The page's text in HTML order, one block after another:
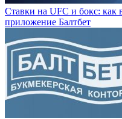
Ставки на UFC и бокс: как
приложение Балтбет